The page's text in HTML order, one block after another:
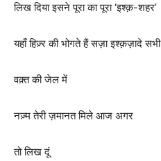
लिख दिया इसने पूरा का पूरा ‘इश्क़-शहर’
यहाँ हिज़्र की भोगते हैं सज़ा इश्क़ज़ादे सभी
वक़्त की जेल में
नज़्म तेरी ज़मानत मिले आज अगर
तो लिख दूं